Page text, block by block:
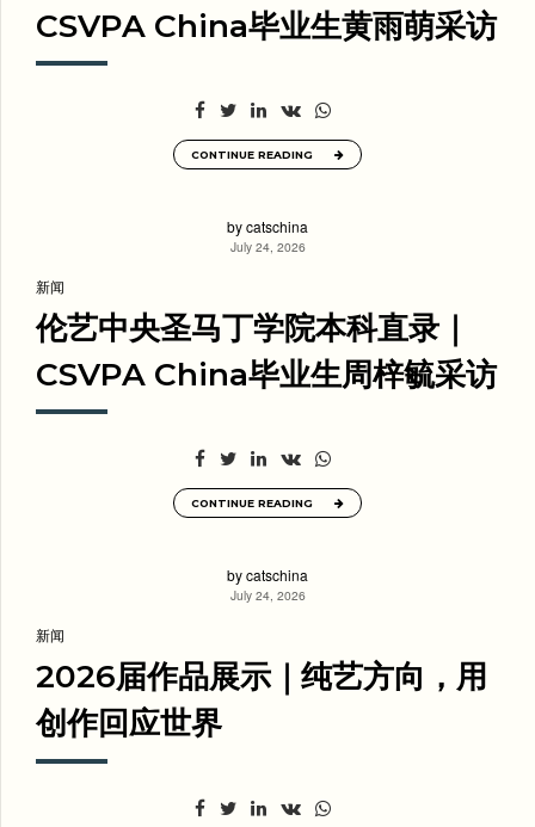
CSVPA China毕业生黄雨萌采访
CONTINUE READING
by catschina
July 24, 2026
新闻
伦艺中央圣马丁学院本科直录｜
CSVPA China毕业生周梓毓采访
CONTINUE READING
by catschina
July 24, 2026
新闻
2026届作品展示｜纯艺方向，用
创作回应世界